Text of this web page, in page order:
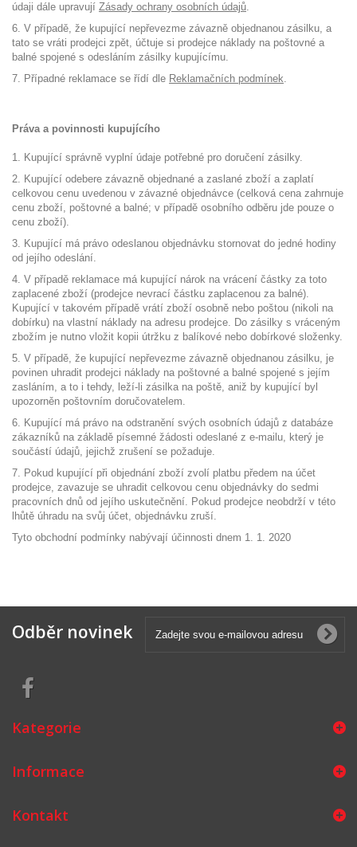
údaji dále upravují Zásady ochrany osobních údajů.
6. V případě, že kupující nepřevezme závazně objednanou zásilku, a
tato se vráti prodejci zpět, účtuje si prodejce náklady na poštovné a
balné spojené s odesláním zásilky kupujícímu.
7. Případné reklamace se řídí dle Reklamačních podmínek.
Práva a povinnosti kupujícího
1. Kupující správně vyplní údaje potřebné pro doručení zásilky.
2. Kupující odebere závazně objednané a zaslané zboží a zaplatí
celkovou cenu uvedenou v závazné objednávce (celková cena zahrnuje
cenu zboží, poštovné a balné; v případě osobního odběru jde pouze o
cenu zboží).
3. Kupující má právo odeslanou objednávku stornovat do jedné hodiny
od jejího odeslání.
4. V případě reklamace má kupující nárok na vrácení částky za toto
zaplacené zboží (prodejce nevrací částku zaplacenou za balné).
Kupující v takovém případě vrátí zboží osobně nebo poštou (nikoli na
dobírku) na vlastní náklady na adresu prodejce. Do zásilky s vráceným
zbožím je nutno vložit kopii útržku z balíkové nebo dobírkové složenky.
5. V případě, že kupující nepřevezme závazně objednanou zásilku, je
povinen uhradit prodejci náklady na poštovné a balné spojené s jejím
zasláním, a to i tehdy, leží-li zásilka na poště, aniž by kupující byl
upozorněn poštovním doručovatelem.
6. Kupující má právo na odstranění svých osobních údajů z databáze
zákazníků na základě písemné žádosti odeslané z e-mailu, který je
součástí údajů, jejichž zrušení se požaduje.
7. Pokud kupující při objednání zboží zvolí platbu předem na účet
prodejce, zavazuje se uhradit celkovou cenu objednávky do sedmi
pracovních dnů od jejího uskutečnění. Pokud prodejce neobdrží v této
lhůtě úhradu na svůj účet, objednávku zruší.
Tyto obchodní podmínky nabývají účinnosti dnem 1. 1. 2020
Odběr novinek
Kategorie
Informace
Kontakt